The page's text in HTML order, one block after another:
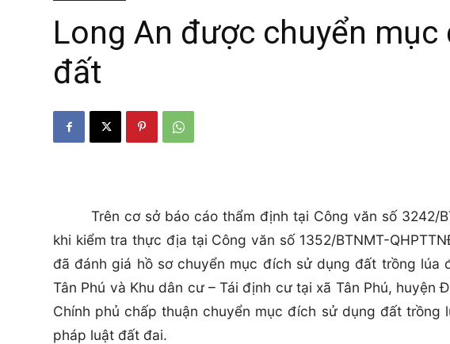
Long An được chuyển
đất
Trên cơ sở báo cáo thẩm định tại Công văn số 3242/
khi kiểm tra thực địa tại Công văn số 1352/BTNMT-
đã đánh giá hồ sơ chuyển mục đích sử dụng đất trồng lúa
Tân Phú và Khu dân cư – Tái định cư tại xã Tân Phú,
Chính phủ chấp thuận chuyển mục đích sử dụng đất
pháp luật đất đai.